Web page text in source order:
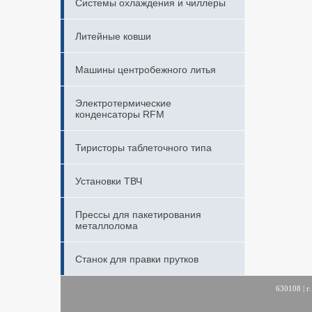
Системы охлаждения и чиллеры
Литейные ковши
Машины центробежного литья
Электротермические
конденсаторы RFM
Тиристоры таблеточного типа
Установки ТВЧ
Прессы для пакетирования
металлолома
Станок для правки прутков
630108 |